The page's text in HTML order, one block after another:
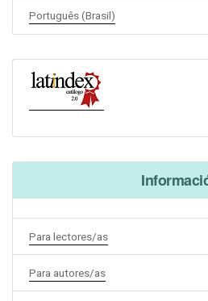
Português (Brasil)
Para lectores/as
Para autores/as